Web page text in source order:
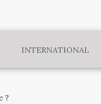
INTERNATIONAL
?